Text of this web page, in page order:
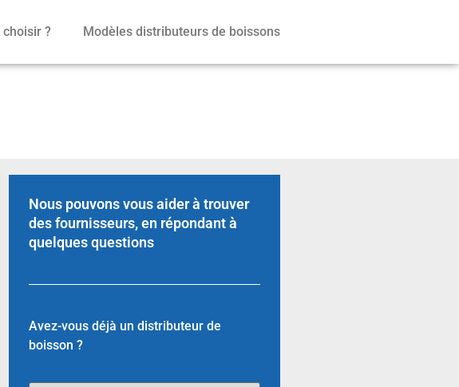
? Modèles distributeurs de boissons
Nous pouvons vous aider à trouver
des fournisseurs, en répondant à
quelques questions
Avez-vous déjà un distributeur de
boisson ?